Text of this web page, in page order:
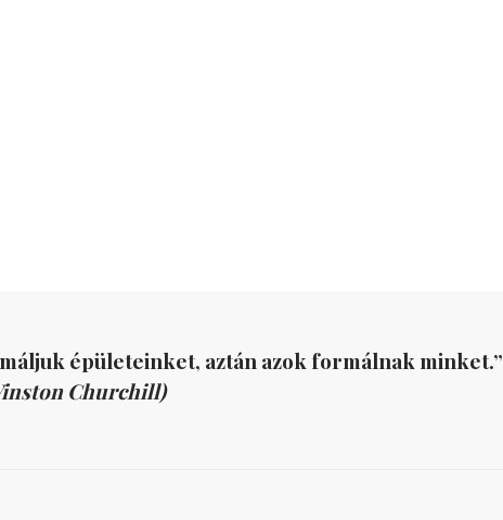
épületeinket, aztán azok formálnak minket.”
Churchill)